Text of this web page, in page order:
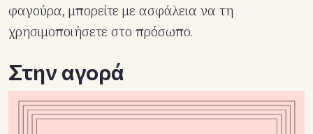
φαγούρα, μπορείτε με ασφάλεια να τη
χρησιμοποιήσετε στο πρόσωπο.
Στην αγορά